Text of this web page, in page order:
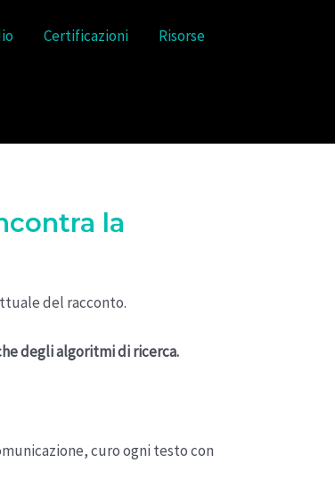
Certificazioni Risorse
la
del racconto.
degli algoritmi di ricerca.
curo ogni testo con